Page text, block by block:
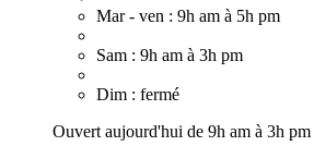
Mar - ven : 9h am à 5h pm
Sam : 9h am à 3h pm
Dim : fermé
Ouvert aujourd'hui de 9h am à 3h pm